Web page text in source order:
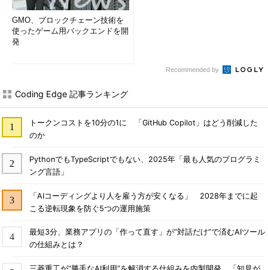
GMO、ブロックチェーン技術を
使ったゲーム用バックエンドを開
発
Recommended by
Coding Edge 記事ランキング
トークンコストを10分の1に 「GitHub Copilot」はどう削減した
のか
PythonでもTypeScriptでもない、2025年「最も人気のプログラミ
ング言語」
「AIコーディングより人を雇う方が安くなる」 2028年までに起
こる逆転現象を防ぐ5つの運用施策
最短3分、業務アプリの「作って直す」が“対話だけ”で済むAIツール
の仕組みとは？